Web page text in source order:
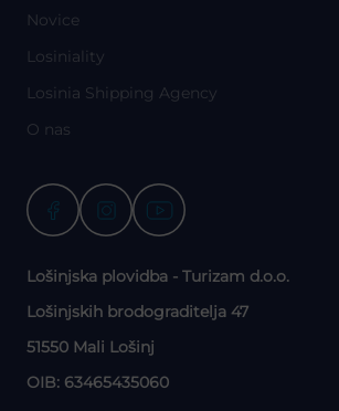
Novice
Losiniality
Losinia Shipping Agency
O nas
Lošinjska plovidba - Turizam d.o.o.
Lošinjskih brodograditelja 47
51550 Mali Lošinj
OIB: 63465435060